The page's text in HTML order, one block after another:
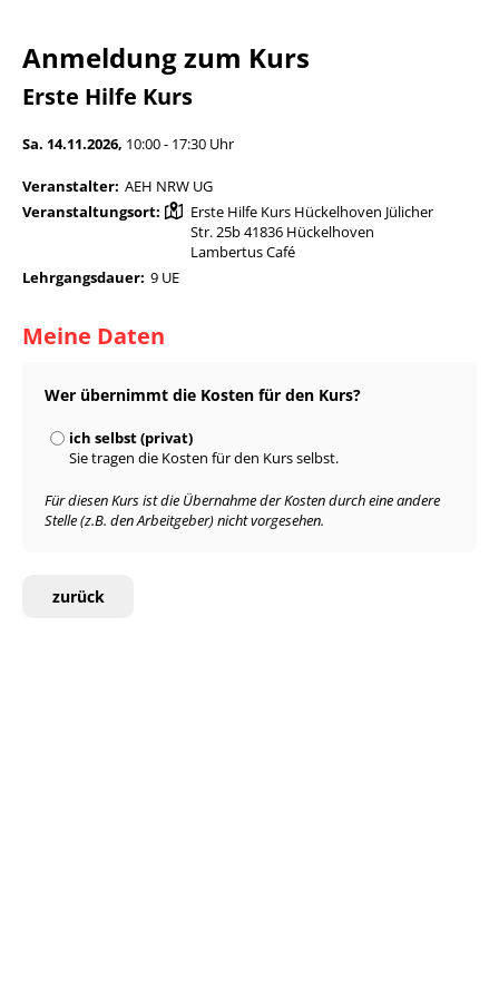
Anmeldung zum Kurs
Erste Hilfe Kurs
Sa. 14.11.2026, 10:00 - 17:30 Uhr
Veranstalter: AEH NRW UG
Veranstaltungsort:
Erste Hilfe Kurs Hückelhoven Jülicher
Str. 25b 41836 Hückelhoven
Lambertus Café
Lehrgangsdauer: 9 UE
Meine Daten
Wer übernimmt die Kosten für den Kurs?
ich selbst (privat)
Sie tragen die Kosten für den Kurs selbst.
Für diesen Kurs ist die Übernahme der Kosten durch eine andere
Stelle (z.B. den Arbeitgeber) nicht vorgesehen.
zurück